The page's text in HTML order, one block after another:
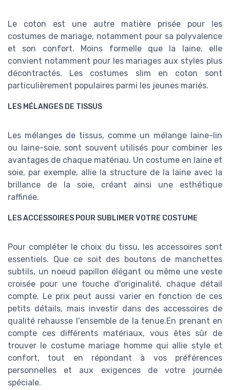
Le coton est une autre matière prisée pour les
costumes de mariage, notamment pour sa polyvalence
et son confort. Moins formelle que la laine, elle
convient notamment pour les mariages aux styles plus
décontractés. Les costumes slim en coton sont
particulièrement populaires parmi les jeunes mariés.
LES MÉLANGES DE TISSUS
Les mélanges de tissus, comme un mélange laine-lin
ou laine-soie, sont souvent utilisés pour combiner les
avantages de chaque matériau. Un costume en laine et
soie, par exemple, allie la structure de la laine avec la
brillance de la soie, créant ainsi une esthétique
raffinée.
LES ACCESSOIRES POUR SUBLIMER VOTRE COSTUME
Pour compléter le choix du tissu, les accessoires sont
essentiels. Que ce soit des boutons de manchettes
subtils, un noeud papillon élégant ou même une veste
croisée pour une touche d'originalité, chaque détail
compte. Le prix peut aussi varier en fonction de ces
petits détails, mais investir dans des accessoires de
qualité rehausse l'ensemble de la tenue.En prenant en
compte ces différents matériaux, vous êtes sûr de
trouver le costume mariage homme qui allie style et
confort, tout en répondant à vos préférences
personnelles et aux exigences de votre journée
spéciale.